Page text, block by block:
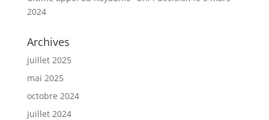
2024
Archives
juillet 2025
mai 2025
octobre 2024
juillet 2024